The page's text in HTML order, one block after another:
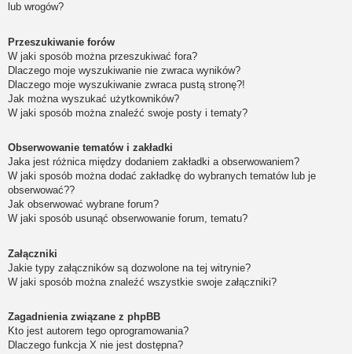
lub wrogów?
Przeszukiwanie forów
W jaki sposób można przeszukiwać fora?
Dlaczego moje wyszukiwanie nie zwraca wyników?
Dlaczego moje wyszukiwanie zwraca pustą stronę?!
Jak można wyszukać użytkowników?
W jaki sposób można znaleźć swoje posty i tematy?
Obserwowanie tematów i zakładki
Jaka jest różnica między dodaniem zakładki a obserwowaniem?
W jaki sposób można dodać zakładkę do wybranych tematów lub je
obserwować??
Jak obserwować wybrane forum?
W jaki sposób usunąć obserwowanie forum, tematu?
Załączniki
Jakie typy załączników są dozwolone na tej witrynie?
W jaki sposób można znaleźć wszystkie swoje załączniki?
Zagadnienia związane z phpBB
Kto jest autorem tego oprogramowania?
Dlaczego funkcja X nie jest dostępna?